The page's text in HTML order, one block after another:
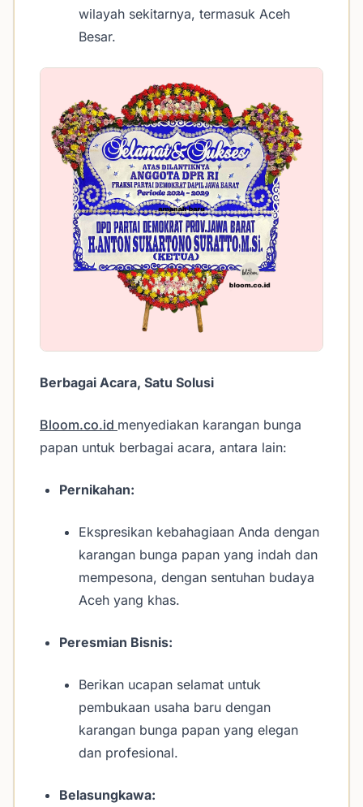
wilayah sekitarnya, termasuk Aceh
Besar.
Berbagai Acara, Satu Solusi
Bloom.co.id menyediakan karangan bunga
papan untuk berbagai acara, antara lain:
Pernikahan:
Ekspresikan kebahagiaan Anda dengan
karangan bunga papan yang indah dan
mempesona, dengan sentuhan budaya
Aceh yang khas.
Peresmian Bisnis:
Berikan ucapan selamat untuk
pembukaan usaha baru dengan
karangan bunga papan yang elegan
dan profesional.
Belasungkawa: